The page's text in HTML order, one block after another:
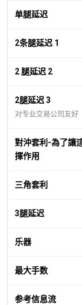
单腿延迟
2条腿延迟 1
2 腿延迟 2
2腿延迟 3
对专业交易公司友好
對沖套利-為了讓
揮作用
三角套利
3腿延迟
乐器
最大手数
参考信息流